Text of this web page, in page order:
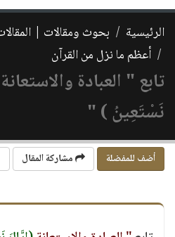
الرئيسية بحوث ومقالات |
أعظم ما نزل من القرآن
تابع " العبادة
نَسْتَعِينُ ) "
أضف للمفضلة مشاركة المقال